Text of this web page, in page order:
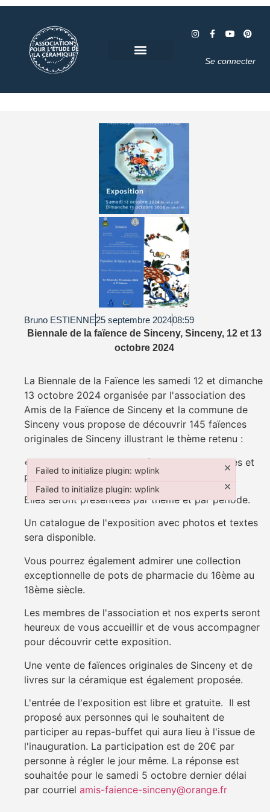
Se connecter
Bruno ESTIENNE25 septembre 202408:59
Biennale de la faïence de Sinceny, Sinceny, 12 et 13
octobre 2024
La Biennale de la Faïence les samedi 12 et dimanche
13 octobre 2024 organisée par l'association des
Amis de la Faïence de Sinceny et la commune de
Sinceny vous propose de découvrir 145 faïences
originales de Sinceny illustrant le thème retenu :
«La Faïence de Sinceny- Pièces exceptionnelles et
pièces d'usage».
Elles seront présentées par thème et par période.
Un catalogue de l'exposition avec photos et textes
sera disponible.
Vous pourrez également admirer une collection
exceptionnelle de pots de pharmacie du 16ème au
18ème siècle.
Les membres de l'association et nos experts seront
heureux de vous accueillir et de vous accompagner
pour découvrir cette exposition.
Une vente de faïences originales de Sinceny et de
livres sur la céramique est également proposée.
L'entrée de l'exposition est libre et gratuite. Il est
proposé aux personnes qui le souhaitent de
participer au repas-buffet qui aura lieu à l'issue de
l'inauguration. La participation est de 20€ par
personne à régler le jour même. La réponse est
souhaitée pour le samedi 5 octobre dernier délai
par courriel amis-faience-sinceny@orange.fr
Failed to initialize plugin: wplink ×
Failed to initialize plugin: wplink
Failed to initialize plugin: wplink ×